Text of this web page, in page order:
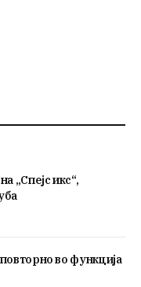
„Спејс икс“,
во функција